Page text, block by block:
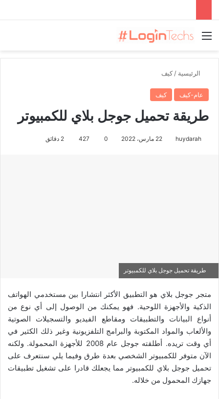
القائمة
الرئيسية /كيف
عام-كيف كيف
طريقة تحميل جوجل بلاي للكمبيوتر
huydarah 22 مارس، 2022 0
427
طريقة تحميل جوجل بلاي للكمبيوتر
متجر جوجل بلاي هو التطبيق الأكثر انتشارا بين مستخدمي الهواتف
الذكية والأجهزة اللوحية. فهو يمكنك من الوصول إلى أي نوع من
أنواع البيانات والتطبيقات ومقاطع الفيديو والتسجيلات الصوتية
والألعاب والمواد المكتوبة والبرامج التلفزيونية وغير ذلك الكثير في
أي وقت تريده. أطلقته جوجل عام 2008 للأجهزة المحمولة. ولكنه
الآن متوفر للكمبيوتر الشخصي بعدة طرق وفيما يلي سنتعرف على
تحميل جوجل بلاي للكمبيوتر مما يجعلك قادرا على تشغيل تطبيقات
جهازك المحمول من خلاله.